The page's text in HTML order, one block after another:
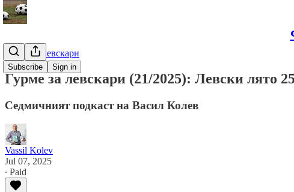
Subscribe Sign in
Гурме за левскари
Гурме за левскари (21/2025): Левски лято
Седмичният подкаст на Васил Колев
Vassil Kolev
Jul 07, 2025
∙ Paid